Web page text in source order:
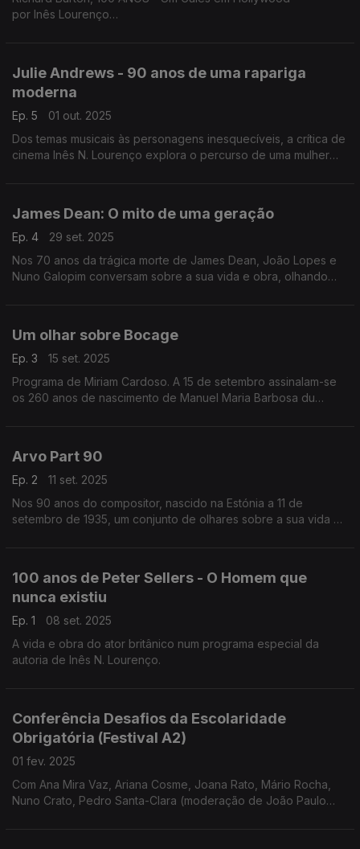
por Inês Lourenço
Taylor e o orgulho da terra natal.
Julie Andrews - 90 anos de uma rapariga
moderna
Ep. 5
01 out. 2025
Dos temas musicais às personagens inesquecíveis, a crítica de
cinema Inês N. Lourenço explora o percurso de uma mulher
James Dean: O mito de uma geração
Ep. 4
29 set. 2025
Nos 70 anos da trágica morte de James Dean, João Lopes e
Nuno Galopim conversam sobre a sua vida e obra, olhando
Um olhar sobre Bocage
Ep. 3
15 set. 2025
Programa de Miriam Cardoso. A 15 de setembro assinalam-se
os 260 anos de nascimento de Manuel Maria Barbosa du
Arvo Part 90
Ep. 2
11 set. 2025
Nos 90 anos do compositor, nascido na Estónia a 11 de
setembro de 1935, um conjunto de olhares sobre a sua vida e
100 anos de Peter Sellers - O Homem que
nunca existiu
Ep. 1
08 set. 2025
A vida e obra do ator britânico num programa especial da
autoria de Inês N. Lourenço.
Conferência Desafios da Escolaridade
Obrigatória (Festival A2)
01 fev. 2025
Com Ana Mira Vaz, Ariana Cosme, Joana Rato, Mário Rocha,
Nuno Crato, Pedro Santa-Clara (moderação de João Paulo